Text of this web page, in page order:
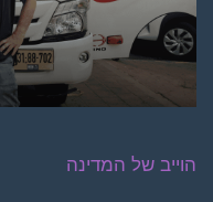
הוייב של המדינה